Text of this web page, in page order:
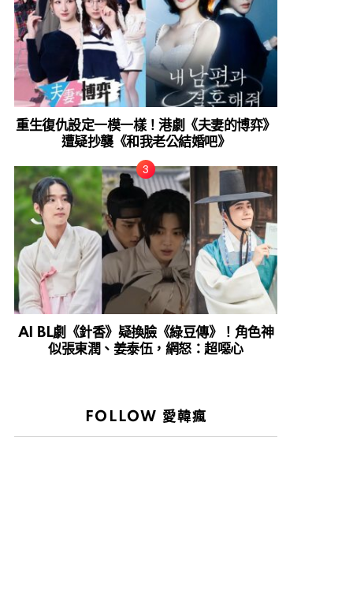
重生復仇設定一模一樣！港劇《夫妻的博弈》
遭疑抄襲《和我老公結婚吧》
AI BL劇《針香》疑換臉《綠豆傳》！角色神
似張東潤、姜泰伍，網怒：超噁心
FOLLOW 愛韓瘋